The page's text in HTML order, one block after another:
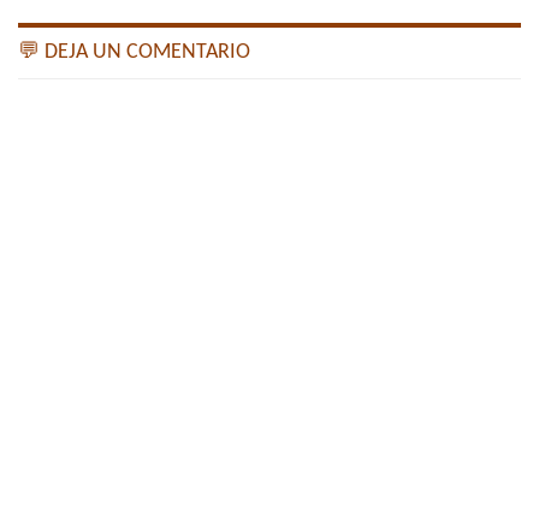
💬 DEJA UN COMENTARIO